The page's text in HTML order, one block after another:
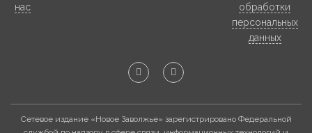
нас
обработки
персональных
данных
Сетевое издание «Новое Заволжье» зарегистрировано Федеральной